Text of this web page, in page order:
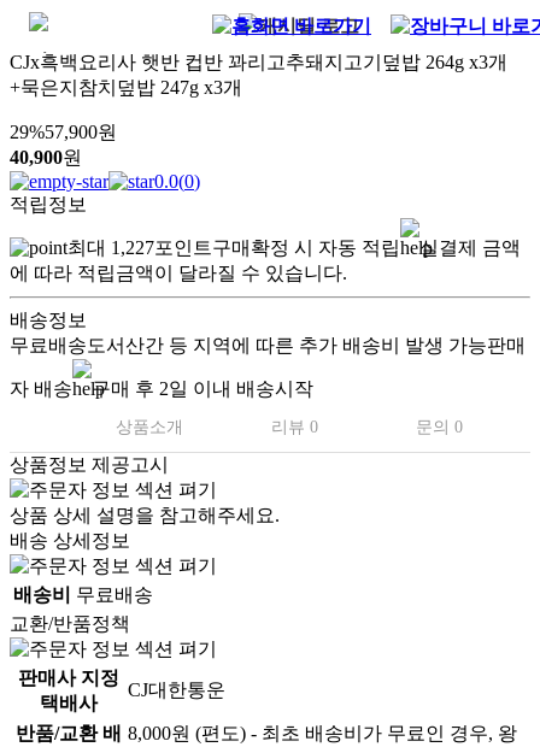
CJx흑백요리사 햇반 컵반 꽈리고추돼지고기덮밥 264g x3개
+묵은지참치덮밥 247g x3개
29%57,900원
40,900원
0.0(0)
적립정보
최대 1,227포인트구매확정 시 자동 적립
실결제 금액
에 따라 적립금액이 달라질 수 있습니다.
배송정보
무료배송도서산간 등 지역에 따른 추가 배송비 발생 가능판매
자 배송 구매 후 2일 이내 배송시작
상품소개 리뷰 0 문의 0
상품정보 제공고시
상품 상세 설명을 참고해주세요.
배송 상세정보
배송비
무료배송
교환/반품정책
판매사 지정
택배사
CJ대한통운
반품/교환 배 8,000원 (편도) - 최초 배송비가 무료인 경우, 왕